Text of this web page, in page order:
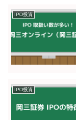
IPO投資
IPO投資